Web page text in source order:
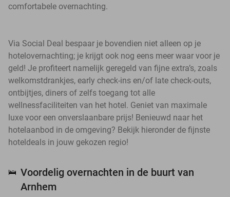
comfortabele overnachting.
Via Social Deal bespaar je bovendien niet alleen op je
hotelovernachting; je krijgt ook nog eens meer waar voor je
geld! Je profiteert namelijk geregeld van fijne extra’s, zoals
welkomstdrankjes, early check-ins en/of late check-outs,
ontbijtjes, diners of zelfs toegang tot alle
wellnessfaciliteiten van het hotel. Geniet van maximale
luxe voor een onverslaanbare prijs! Benieuwd naar het
hotelaanbod in de omgeving? Bekijk hieronder de fijnste
hoteldeals in jouw gekozen regio!
🛌 Voordelig overnachten in de buurt van
Arnhem